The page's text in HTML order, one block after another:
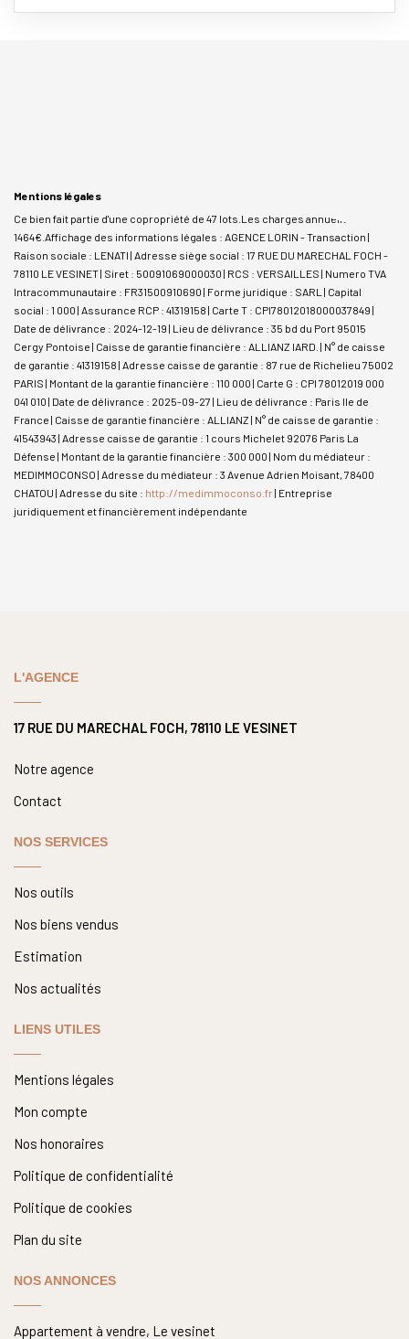
Mentions légales
Ce bien fait partie d'une copropriété de 47 lots.Les charges annuelles sont de
1464€. Affichage des informations légales : AGENCE LORIN - Transaction |
Raison sociale : LENATI | Adresse siège social : 17 RUE DU MARECHAL FOCH -
78110 LE VESINET | Siret : 50091069000030 | RCS : VERSAILLES | Numero TVA
Intracommunautaire : FR31500910690 | Forme juridique : SARL | Capital
social : 1 000 | Assurance RCP : 41319158 | Carte T : CPI78012018000037849 |
Date de délivrance : 2024-12-19 | Lieu de délivrance : 35 bd du Port 95015
Cergy Pontoise | Caisse de garantie financière : ALLIANZ IARD. | N° de caisse
de garantie : 41319158 | Adresse caisse de garantie : 87 rue de Richelieu 75002
PARIS | Montant de la garantie financière : 110 000 | Carte G : CPI 78012019 000
041 010 | Date de délivrance : 2025-09-27 | Lieu de délivrance : Paris Ile de
France | Caisse de garantie financière : ALLIANZ | N° de caisse de garantie :
41543943 | Adresse caisse de garantie : 1 cours Michelet 92076 Paris La
Défense | Montant de la garantie financière : 300 000 | Nom du médiateur :
MEDIMMOCONSO | Adresse du médiateur : 3 Avenue Adrien Moisant, 78400
CHATOU | Adresse du site : http://medimmoconso.fr| Entreprise
juridiquement et financièrement indépendante
L'AGENCE
17 RUE DU MARECHAL FOCH, 78110 LE VESINET
Notre agence
Contact
NOS SERVICES
Nos outils
Nos biens vendus
Estimation
Nos actualités
LIENS UTILES
Mentions légales
Mon compte
Nos honoraires
Politique de confidentialité
Politique de cookies
Plan du site
NOS ANNONCES
Appartement à vendre, Le vesinet